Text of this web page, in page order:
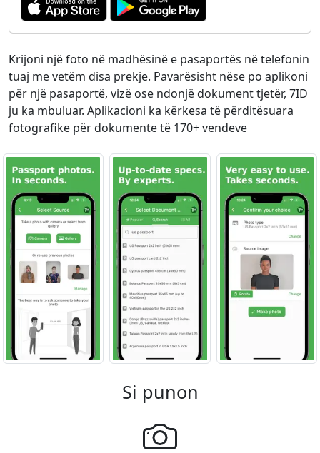
Krijoni një foto në madhësinë e pasaportës në telefonin
tuaj me vetëm disa prekje. Pavarësisht nëse po aplikoni
për një pasaportë, vizë ose ndonjë dokument tjetër, 7ID
ju ka mbuluar. Aplikacioni ka kërkesa të përditësuara
fotografike për dokumente të 170+ vendeve
Si punon